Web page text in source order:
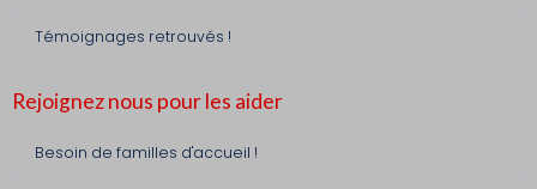
Témoignages retrouvés !
Rejoignez nous pour les aider
Besoin de familles d'accueil !